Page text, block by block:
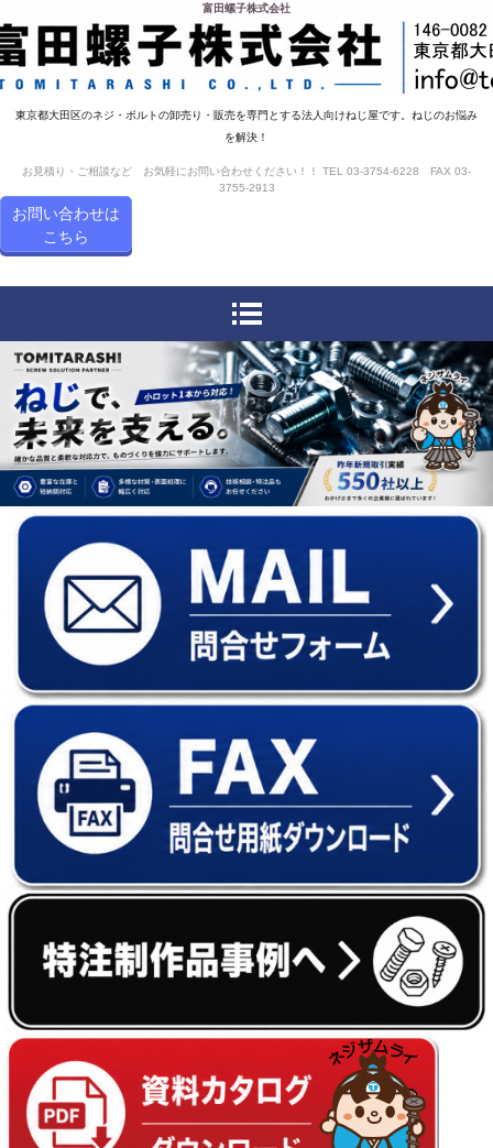
富田螺子株式会社
東京都大田区のネジ・ボルトの卸売り・販売を専門とする法人向けねじ屋です。ねじのお悩み
を解決！
お見積り・ご相談など お気軽にお問い合わせください！！ TEL 03-3754-6228 FAX 03-
3755-2913
お問い合わせは
こちら